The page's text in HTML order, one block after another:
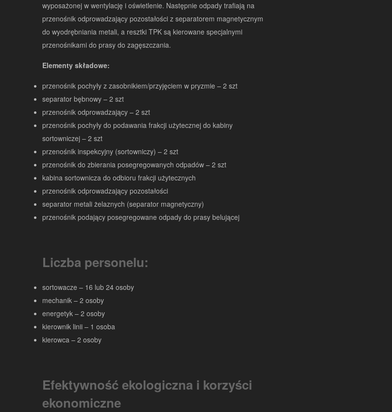
wyposażonej w wentylację i oświetlenie. Następnie odpady trafiają na
przenośnik odprowadzający pozostałości z separatorem magnetycznym
do wyodrębniania metali, a resztki TPK są kierowane specjalnymi
przenośnikami do prasy do zagęszczania.
Elementy składowe:
przenośnik pochyły z zasobnikiem/przyjęciem w pryzmie – 2 szt
separator bębnowy – 2 szt
przenośnik odprowadzający – 2 szt
przenośnik pochyły do podawania frakcji użytecznej do kabiny
sortowniczej – 2 szt
przenośnik inspekcyjny (sortowniczy) – 2 szt
przenośnik do zbierania posegregowanych odpadów – 2 szt
kabina sortownicza do odbioru frakcji użytecznych
przenośnik odprowadzający pozostałości
separator metali żelaznych (separator magnetyczny)
przenośnik podający posegregowane odpady do prasy belującej
Liczba personelu:
sortowacze – 16 lub 24 osoby
mechanik – 2 osoby
energetyk – 2 osoby
kierownik linii – 1 osoba
kierowca – 2 osoby
Efektywność ekologiczna i korzyści
ekonomiczne